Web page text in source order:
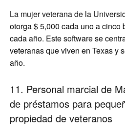
La mujer veterana de la
otorga $ 5,000 cada uno a cinco
cada año. Este software se
veteranas que viven en Texas y
año.
11. Personal marcial de
de préstamos para
propiedad de veteranos